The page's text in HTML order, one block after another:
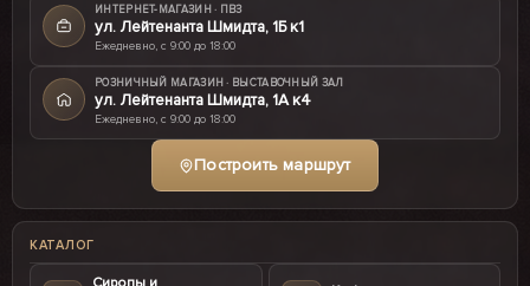
ИНТЕРНЕТ-МАГАЗИН · ПВЗ
ул. Лейтенанта Шмидта, 1Б к1
Ежедневно, с 9:00 до 18:00
РОЗНИЧНЫЙ МАГАЗИН · ВЫСТАВОЧНЫЙ ЗАЛ
ул. Лейтенанта Шмидта, 1А к4
Ежедневно, с 9:00 до 18:00
Построить маршрут
КАТАЛОГ